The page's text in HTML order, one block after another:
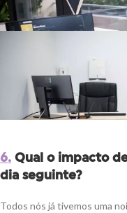
6. Qual o impacto
dia seguinte?
Todos nós já tivemos uma